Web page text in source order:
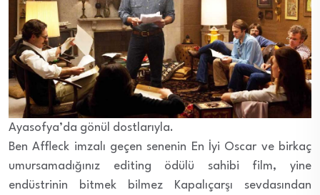
Ayasofya’da gönül dostlarıyla.
Ben Affleck imzalı geçen senenin En İyi Oscar ve birkaç
umursamadığınız editing ödülü sahibi film, yine
endüstrinin bitmek bilmez Kapalıçarşı sevdasından